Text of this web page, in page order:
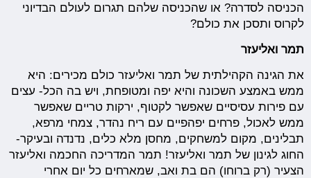
הכניסה לסדרה? או שהכניסה שלהם תגרום לעולם הבדיוני
לקרוס ותסכן את כולם?
תמר ואליעזר
את הגינה הקהילתית של תמר ואליעזר כולם מכירים: היא
ממש באמצע השכונה והיא יפה ומטופחת, ויש בה הכל- עצים
עם פירות עסיסיים שאפשר לקטוף, ירקות טריים שאפשר
ממש לאכול, פרחים יפהפיים עם ריח נהדר, צמחי מרפא,
תבלינים, מקום למשחקים, מחסן מלא כלים, נדנדה ובעיקר-
החוג לגינון של תמר ואליעזר! תמר המדריכה החכמה ואליעזר
הצעיר (רק ברוחו) הם בת ואב, שמארחים כל יום אחרי